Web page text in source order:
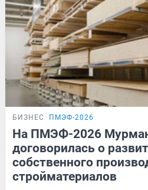
БИЗНЕС ПМЭФ-2026
На ПМЭФ-2026
договорилась о
собственного
стройматериалов